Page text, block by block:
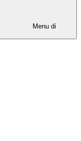
Menu di